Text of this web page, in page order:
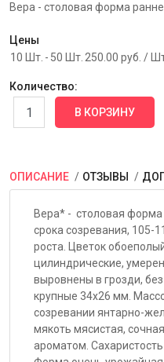
Вера - столовая форма
Цены
10 Шт. - 50 Шт. 250.00 руб. /
Количество:
ОПИСАНИЕ ОТЗЫВЫ
Вера* - столовая форма
срока созревания, 105-
роста. Цветок
цилиндрические,
выровнены в грозди,
крупные 34x26 мм.
созревании янтарно-
мякоть мясистая,
ароматом.